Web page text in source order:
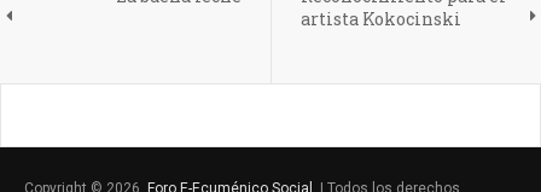
artista Kokocinski
Copyright © 2026. Foro E-Ecuménico Social . | Todos los derechos